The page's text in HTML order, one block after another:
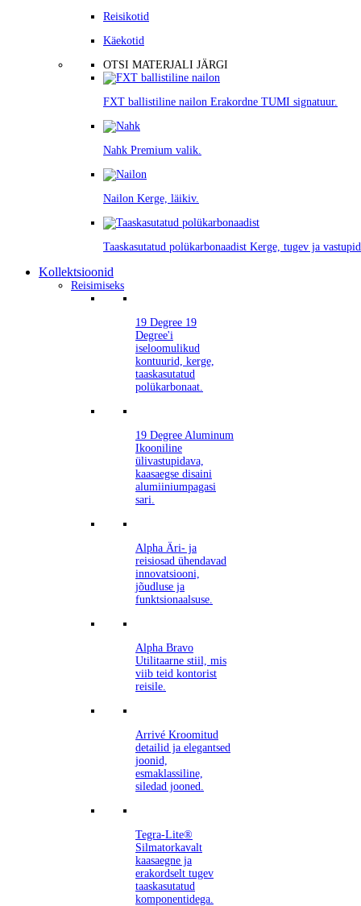
Reisikotid
Käekotid
OTSI MATERJALI JÄRGI
FXT ballistiline nailon Erakordne TUMI signatuur.
Nahk Premium valik.
Nailon Kerge, läikiv.
Taaskasutatud polükarbonaadist Kerge, tugev ja
Kollektsioonid
Reisimiseks
19 Degree 19
Degree'i
iseloomulikud
kontuurid, kerge,
taaskasutatud
polükarbonaat.
19 Degree Aluminum
Ikooniline
ülivastupidava,
kaasaegse disaini
alumiiniumpagasi
sari.
Alpha Äri- ja
reisiosad ühendavad
innovatsiooni,
jõudluse ja
funktsionaalsuse.
Alpha Bravo
Utilitaarne stiil, mis
viib teid kontorist
reisile.
Arrivé Kroomitud
detailid ja elegantsed
joonid,
esmaklassiline,
siledad jooned.
Tegra-Lite®
Silmatorkavalt
kaasaegne ja
erakordselt tugev
taaskasutatud
komponentidega.